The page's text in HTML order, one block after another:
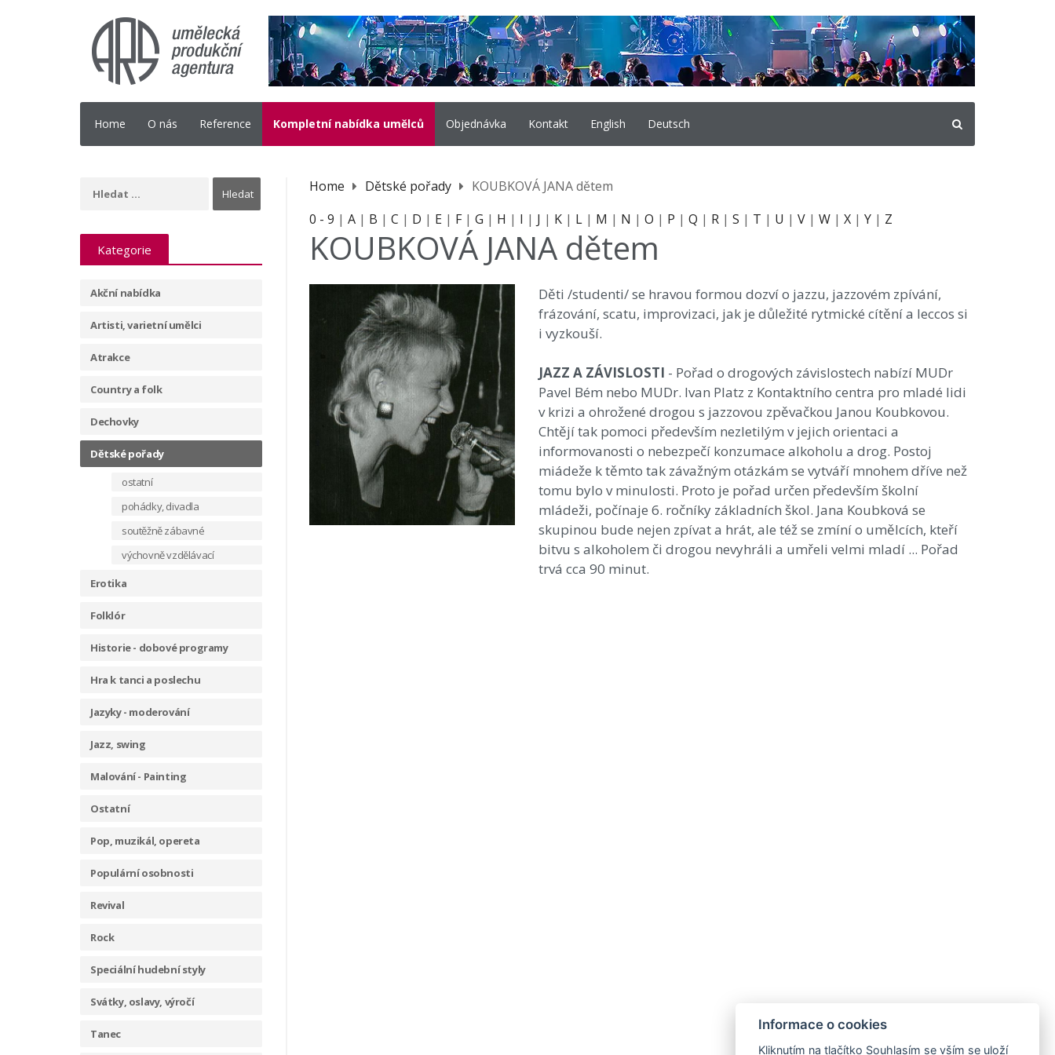
Home O nás Reference Kompletní nabídka umělců Objednávka Kontakt English Deutsch
Kategorie
Akční nabídka
Artisti, varietní umělci
Atrakce
Country a folk
Dechovky
Dětské pořady
ostatní
pohádky, divadla
soutěžně zábavné
výchovně vzdělávací
Erotika
Folklór
Historie - dobové programy
Hra k tanci a poslechu
Jazyky - moderování
Jazz, swing
Malování - Painting
Ostatní
Pop, muzikál, opereta
Populární osobnosti
Revival
Rock
Speciální hudební styly
Svátky, oslavy, výročí
Tanec
Home Dětské pořady
KOUBKOVÁ JANA dětem
0 - 9 | A| B | C | D | E| F| G | H | I | J | K| L| M | N | O | P | Q | R| S | T | U | V| W| X| Y| Z
KOUBKOVÁ JANA dětem
Děti /studenti/ se hravou formou dozví o jazzu, jazzovém zpívání,
frázování, scatu, improvizaci, jak je důležité rytmické cítění a leccos si
i vyzkouší.
JAZZ A ZÁVISLOSTI - Pořad o drogových závislostech nabízí MUDr
Pavel Bém nebo MUDr. Ivan Platz z Kontaktního centra pro mladé lidi
v krizi a ohrožené drogou s jazzovou zpěvačkou Janou Koubkovou.
Chtějí tak pomoci především nezletilým v jejich orientaci a
informovanosti o nebezpečí konzumace alkoholu a drog. Postoj
miádeže k těmto tak závažným otázkám se vytváří mnohem dříve než
tomu bylo v minulosti. Proto je pořad určen především školní
mládeži, počínaje 6. ročníky základních škol. Jana Koubková se
skupinou bude nejen zpívat a hrát, ale též se zmíní o umělcích, kteří
bitvu s alkoholem či drogou nevyhráli a umřeli velmi mladí ... Pořad
trvá cca 90 minut.
Informace o cookies
Kliknutím na tlačítko Souhlasím se vším se uloží